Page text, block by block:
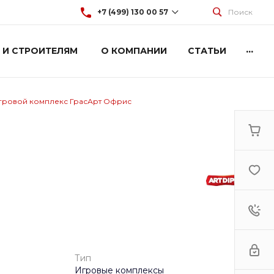
+7 (499) 130 00 57 Поиск
СТРОИТЕЛЯМ О КОМПАНИИ СТАТЬИ ...
комплекс ГрасАрт Офрис
Тип
Игровые комплексы